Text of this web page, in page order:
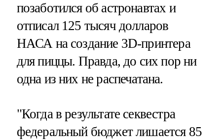
позаботился об астронавтах и
отписал 125 тысяч долларов
НАСА на создание 3D-принтера
для пиццы. Правда, до сих пор ни
одна из них не распечатана.
"Когда в результате секвестра
федеральный бюджет лишается 85